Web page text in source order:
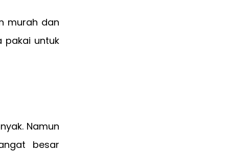
murah dan
pakai untuk
Namun
besar